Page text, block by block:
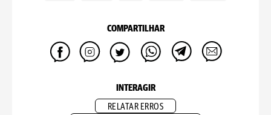
COMPARTILHAR
INTERAGIR
RELATAR ERROS